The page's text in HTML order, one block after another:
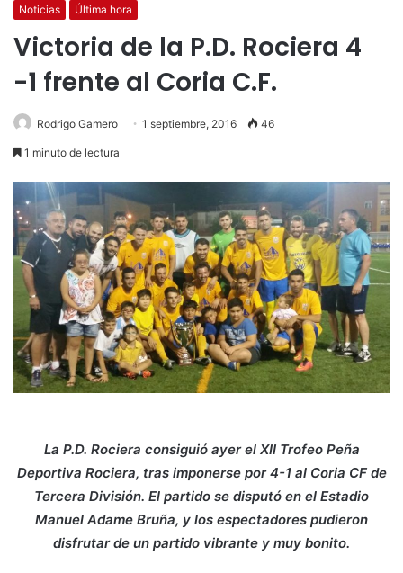
Noticias Última hora
Victoria de la P.D. Rociera 4
-1 frente al Coria C.F.
Rodrigo Gamero 1 septiembre, 2016 46
1 minuto de lectura
La P.D. Rociera consiguió ayer el XII Trofeo Peña
Deportiva Rociera, tras imponerse por 4-1 al Coria CF de
Tercera División. El partido se disputó en el Estadio
Manuel Adame Bruña, y los espectadores pudieron
disfrutar de un partido vibrante y muy bonito.